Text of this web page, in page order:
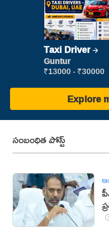
Taxi Driver
Guntur
₹13000 - ₹30000
Explore
సంబంధిత పోస్ట్